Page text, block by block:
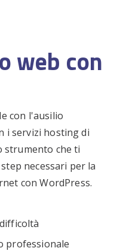
web con
con l'ausilio
i servizi hosting di
strumento che ti
necessari per la
con WordPress.
professionale